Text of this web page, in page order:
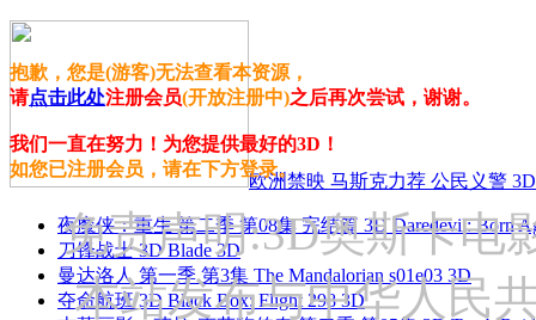
欧洲禁映 马斯克力荐 公民义警 3D
夜魔侠：重生 第二季 第08集 完结篇 3D Daredevil: Born
刀锋战士 3D Blade 3D
曼达洛人 第一季 第3集 The Mandalorian s01e03 3D
夺命航班 3D Black Box: Flight 298 3D
抱歉，您是(游客)无法查看本资源，
请点击此处注册会员(开放注册中)之后再次尝试，谢谢。
我们一直在努力！为您提供最好的3D！
如您已注册会员，请在下方登录。
免责声明:3D奥斯卡电
本站发布与中华人民